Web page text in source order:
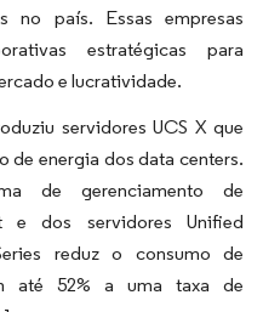
no país. Essas empresas
estratégicas para
e lucratividade.
servidores UCS X que
de energia dos data centers.
de gerenciamento de
e dos servidores Unified
reduz o consumo de
até 52% a uma taxa de